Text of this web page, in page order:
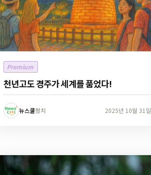
Premium
천년고도 경주가 세계를 품었다!
뉴스쿨정치 2025년 10월 31일